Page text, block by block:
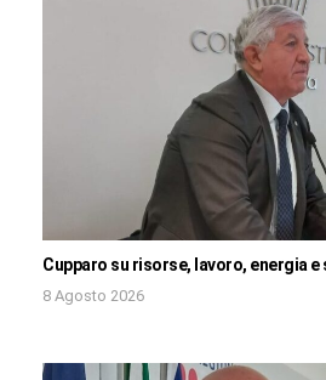
Cupparo su risorse, lavoro, energia e
8 Agosto 2026